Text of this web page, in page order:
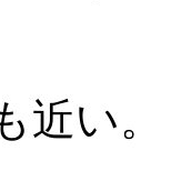
近い。